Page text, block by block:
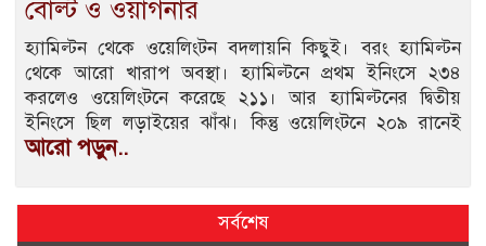
বোল্ট ও ওয়াগনার
হ্যামিল্টন থেকে ওয়েলিংটন বদলায়নি কিছুই। বরং হ্যামিল্টন
থেকে আরো খারাপ অবস্থা। হ্যামিল্টনে প্রথম ইনিংসে ২৩৪
করলেও ওয়েলিংটনে করেছে ২১১। আর হ্যামিল্টনের দ্বিতীয়
ইনিংসে ছিল লড়াইয়ের ঝাঁঝ। কিন্তু ওয়েলিংটনে ২০৯ রানেই
আরো পড়ুন..
সর্বশেষ